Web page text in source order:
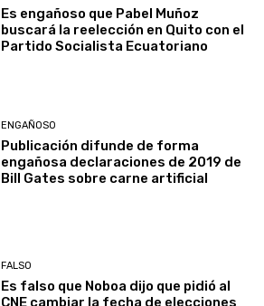
Es engañoso que Pabel Muñoz
buscará la reelección en Quito con el
Partido Socialista Ecuatoriano
ENGAÑOSO
Publicación difunde de forma
engañosa declaraciones de 2019 de
Bill Gates sobre carne artificial
FALSO
Es falso que Noboa dijo que pidió al
CNE cambiar la fecha de elecciones